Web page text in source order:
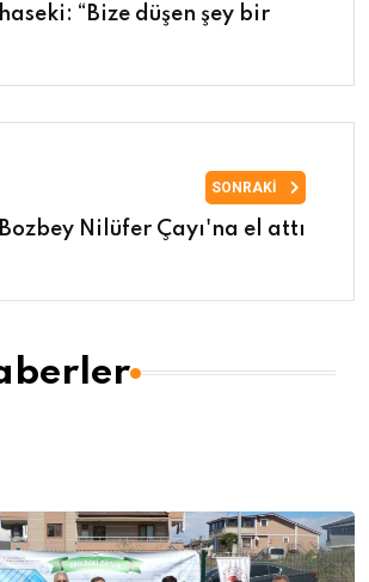
“Bize düşen şey bir
SONRAKI
Bozbey Nilüfer Çayı'na el attı